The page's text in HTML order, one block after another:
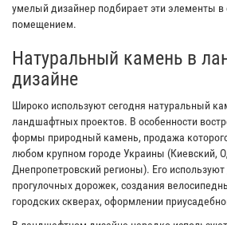
умелый дизайнер подбирает эти элементы
помещением.
Натуральный камень в
дизайне
Широко используют сегодня натуральный
ландшафтных проектов. В особенности
формы природный камень, продажа
любом крупном городе Украины (Киевский,
Днепропетровский регионы). Его
прогулочных дорожек, создания
городских скверах, оформлении